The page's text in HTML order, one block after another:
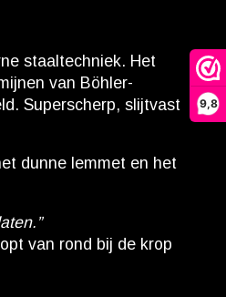
9,8
staaltechniek. Het
van Böhler-
Superscherp, slijtvast
dunne lemmet en het
van rond bij de krop